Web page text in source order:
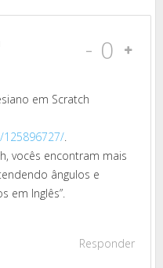
- 0
em Scratch
vocês encontram mais
ângulos e
em Inglês”.
Responder